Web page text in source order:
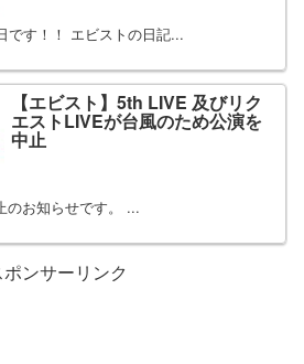
です！！ エビストの日記...
【エビスト】5th LIVE 及びリク
エストLIVEが台風のため公演を
中止
のお知らせです。 ...
ポンサーリンク